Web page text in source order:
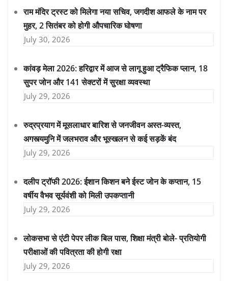
राम मंदिर ट्रस्ट को मिलेगा नया सचिव, जगदीश आफले के नाम पर
मुहर, 2 सितंबर को होगी औपचारिक घोषणा
July 30, 2026
कांवड़ मेला 2026: हरिद्वार में आज से लागू हुआ ट्रैफिक प्लान, 18
सुपर जोन और 141 सेक्टरों में सुरक्षा व्यवस्था
July 29, 2026
रुद्रप्रयाग में मूसलाधार बारिश से जनजीवन अस्त-व्यस्त,
अगस्त्यमुनि में जलभराव और भूस्खलन से कई सड़कें बंद
July 29, 2026
दलीप ट्रॉफी 2026: ईशान किशन बने ईस्ट जोन के कप्तान, 15
वर्षीय वैभव सूर्यवंशी को मिली उपकप्तानी
July 29, 2026
लोकसभा से एंटी पेपर लीक बिल पास, शिक्षा मंत्री बोले- प्रतियोगी
परीक्षाओं की पवित्रता की होगी रक्षा
July 29, 2026